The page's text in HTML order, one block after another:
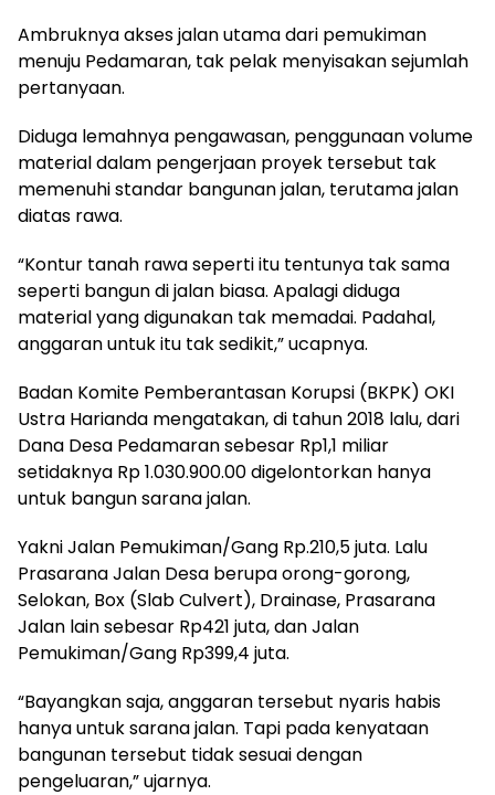
Ambruknya akses jalan utama dari pemukiman
menuju Pedamaran, tak pelak menyisakan sejumlah
pertanyaan.
Diduga lemahnya pengawasan, penggunaan volume
material dalam pengerjaan proyek tersebut tak
memenuhi standar bangunan jalan, terutama jalan
diatas rawa.
“Kontur tanah rawa seperti itu tentunya tak sama
seperti bangun di jalan biasa. Apalagi diduga
material yang digunakan tak memadai. Padahal,
anggaran untuk itu tak sedikit,” ucapnya.
Badan Komite Pemberantasan Korupsi (BKPK) OKI
Ustra Harianda mengatakan, di tahun 2018 lalu, dari
Dana Desa Pedamaran sebesar Rp1,1 miliar
setidaknya Rp 1.030.900.00 digelontorkan hanya
untuk bangun sarana jalan.
Yakni Jalan Pemukiman/Gang Rp.210,5 juta. Lalu
Prasarana Jalan Desa berupa orong-gorong,
Selokan, Box (Slab Culvert), Drainase, Prasarana
Jalan lain sebesar Rp421 juta, dan Jalan
Pemukiman/Gang Rp399,4 juta.
“Bayangkan saja, anggaran tersebut nyaris habis
hanya untuk sarana jalan. Tapi pada kenyataan
bangunan tersebut tidak sesuai dengan
pengeluaran,” ujarnya.